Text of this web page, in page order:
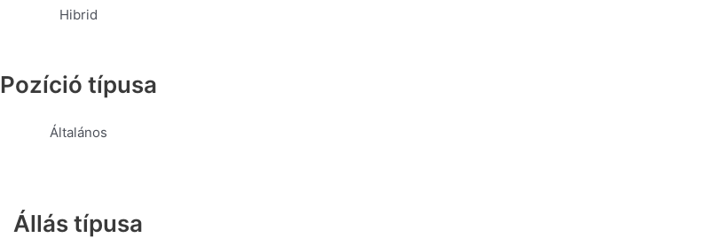
Hibrid
Pozíció típusa
Általános
Állás típusa